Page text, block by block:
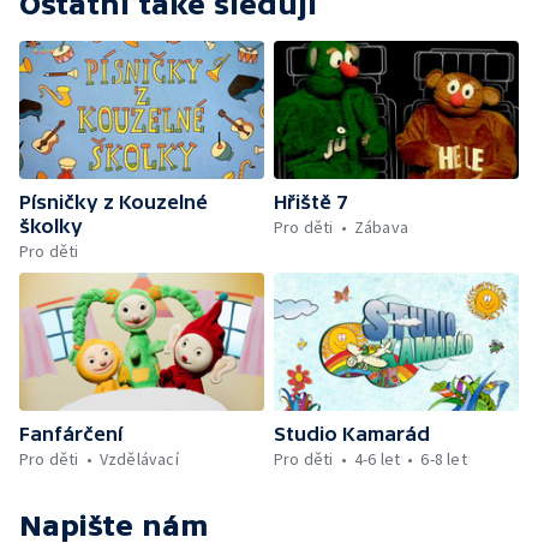
Písničky z Kouzelné
školky
Pro děti
Hřiště 7
Pro děti
Zábava
Fanfárčení
Pro děti
Vzdělávací
Studio Kamarád
Pro děti
4-6 let 6-8 let
Napište nám